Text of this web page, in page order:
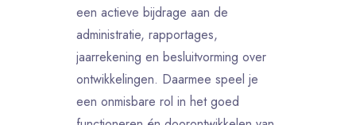
een actieve bijdrage aan de
administratie, rapportages,
jaarrekening en besluitvorming over
ontwikkelingen. Daarmee speel je
een onmisbare rol in het goed